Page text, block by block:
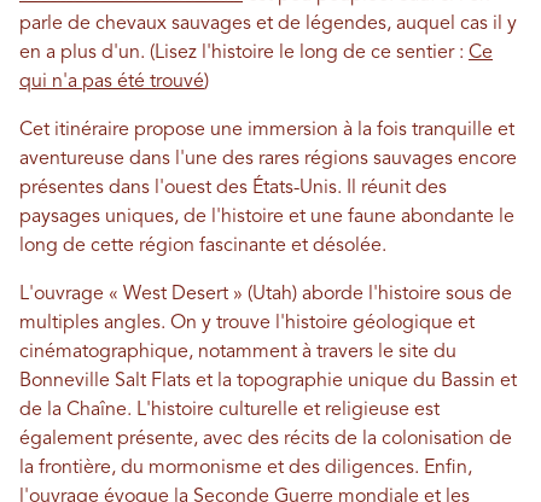
parle de chevaux sauvages et de légendes, auquel cas il y
en a plus d'un. (Lisez l'histoire le long de ce sentier : Ce
qui n'a pas été trouvé)
Cet itinéraire propose une immersion à la fois tranquille et
aventureuse dans l'une des rares régions sauvages encore
présentes dans l'ouest des États-Unis. Il réunit des
paysages uniques, de l'histoire et une faune abondante le
long de cette région fascinante et désolée.
L'ouvrage « West Desert » (Utah) aborde l'histoire sous de
multiples angles. On y trouve l'histoire géologique et
cinématographique, notamment à travers le site du
Bonneville Salt Flats et la topographie unique du Bassin et
de la Chaîne. L'histoire culturelle et religieuse est
également présente, avec des récits de la colonisation de
la frontière, du mormonisme et des diligences. Enfin,
l'ouvrage évoque la Seconde Guerre mondiale et les